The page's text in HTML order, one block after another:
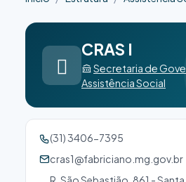
CRAS I
Secretaria de
Assistência Social
(31) 3406-7395
cras1@fabriciano.mg.gov.br